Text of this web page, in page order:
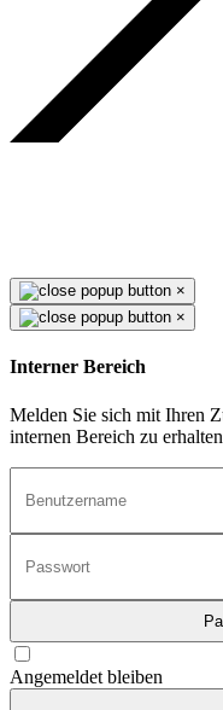
×
×
Interner Bereich
Melden Sie sich mit Ihren
internen Bereich zu
Angemeldet bleiben